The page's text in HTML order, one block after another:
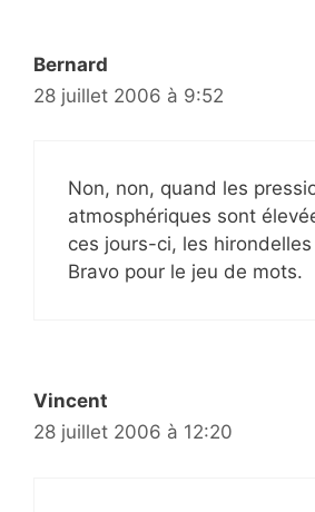
Bernard
28 juillet 2006 à 9:52
Non, non, quand les
atmosphériques sont
ces jours-ci, les
Bravo pour le jeu de mots.
Vincent
28 juillet 2006 à 12:20